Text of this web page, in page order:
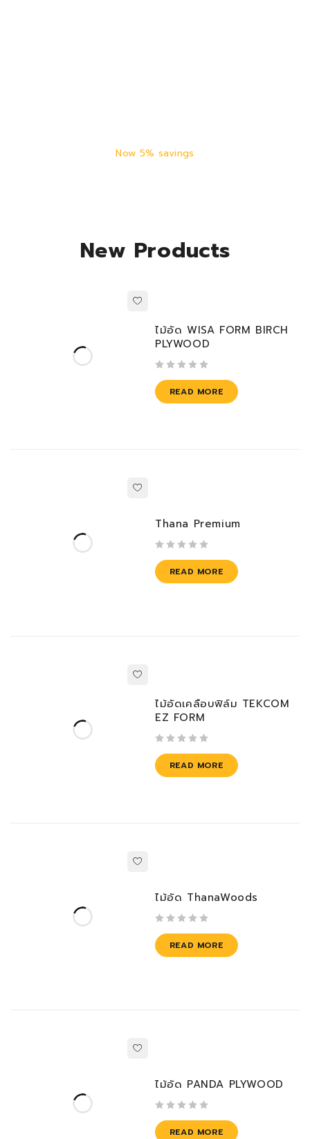
Now 5% savings
New Products
ไม้อัด WISA FORM BIRCH
PLYWOOD
READ MORE
Thana Premium
READ MORE
ไม้อัดเคลือบฟิล์ม TEKCOM
EZ FORM
READ MORE
ไม้อัด ThanaWoods
READ MORE
ไม้อัด PANDA PLYWOOD
READ MORE